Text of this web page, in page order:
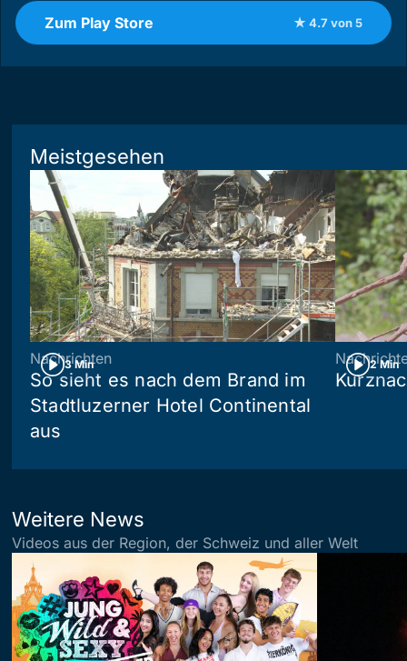
Zum Play Store ★ 4.7 von 5
Meistgesehen
3 Min
Nachrichten
So sieht es nach dem Brand im
Stadtluzerner Hotel Continental
aus
2 Min
Weitere News
Videos aus der Region, der Schweiz und aller Welt